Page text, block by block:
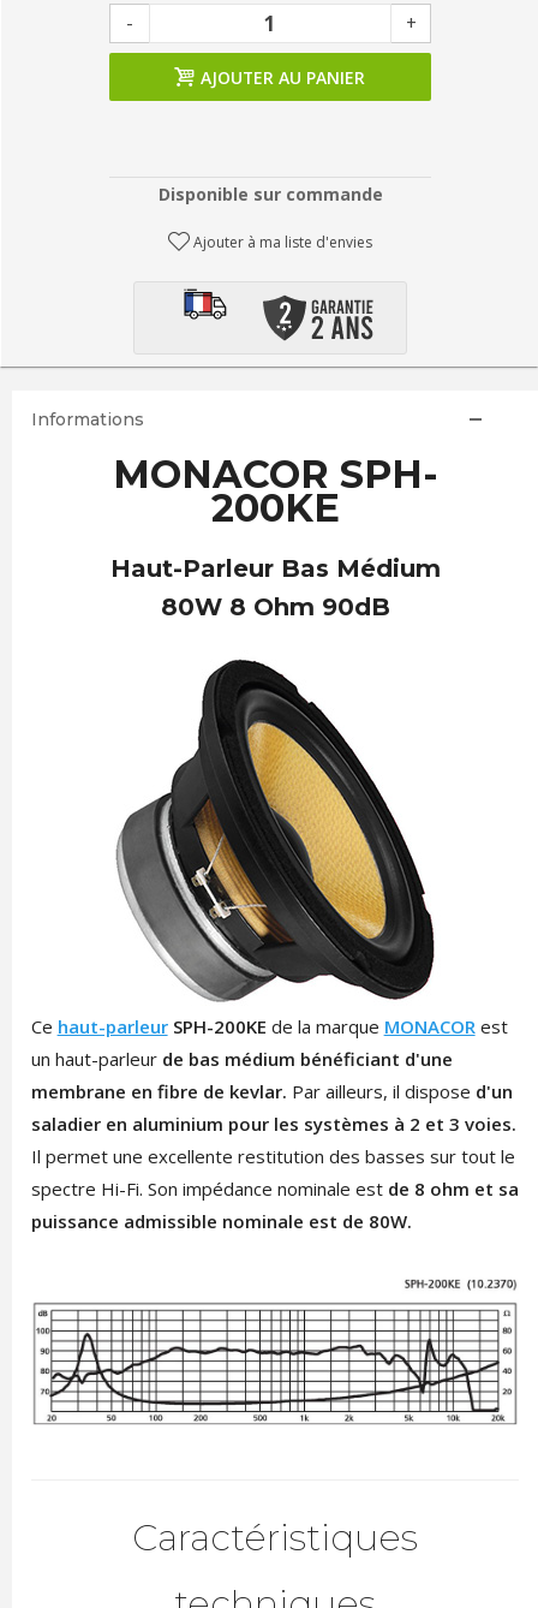
- +
AJOUTER AU PANIER
Disponible sur commande
Ajouter à ma liste d'envies
Informations
MONACOR SPH-
200KE
Haut-Parleur Bas Médium
80W 8 Ohm 90dB
Ce haut-parleurSPH-200KE de la marque MONACORest
un haut-parleur de bas médium bénéficiant d'une
membrane en fibre de kevlar. Par ailleurs, il dispose d'un
saladier en aluminium pour les systèmes à 2 et 3 voies.
Il permet une excellente restitution des basses sur tout le
spectre Hi-Fi. Son impédance nominale est de 8 ohm et sa
puissance admissible nominale est de 80W.
Caractéristiques